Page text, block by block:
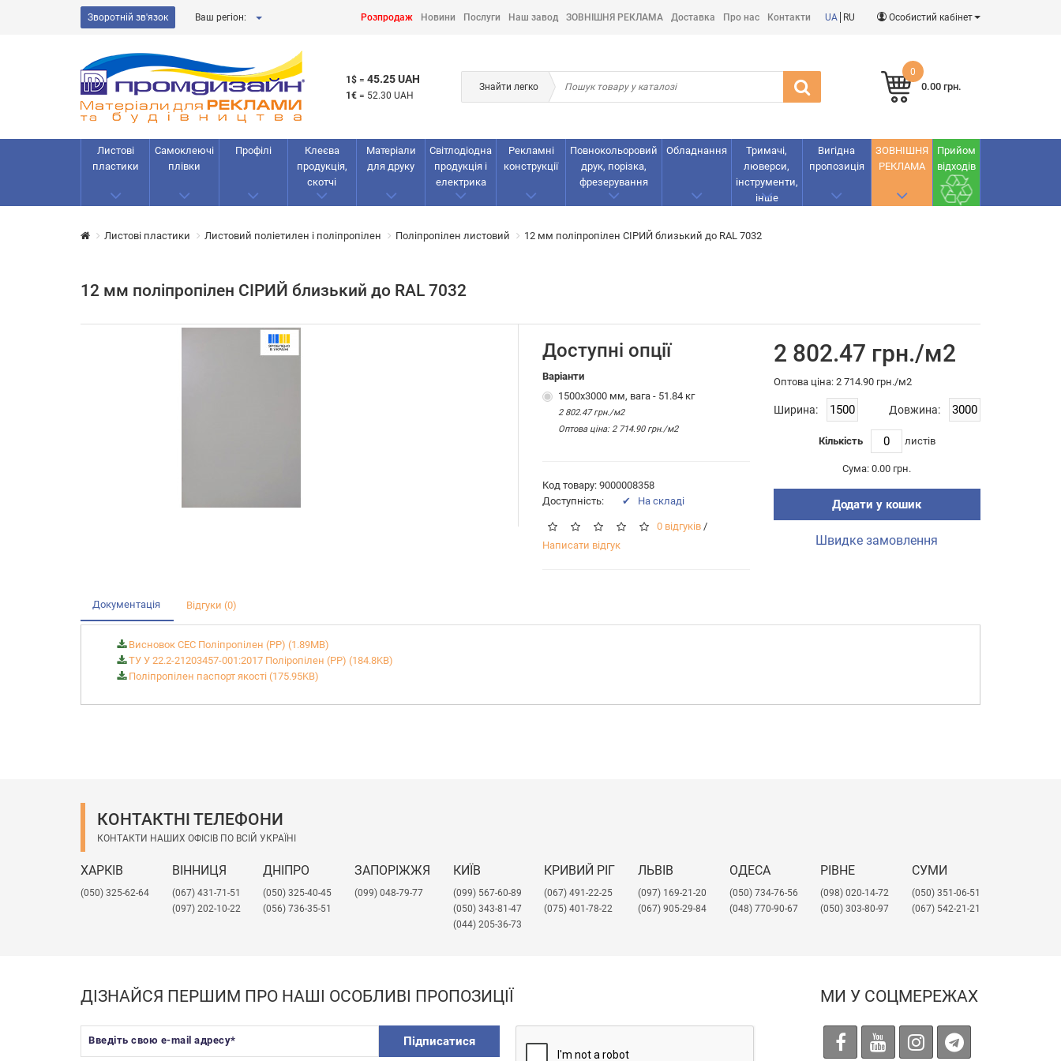
Зворотній зв'язок Ваш регіон: Розпродаж Новини Послуги Наш завод ЗОВНІШНЯ РЕКЛАМА Доставка Про нас Контакти UA RU Особистий кабінет
1$ = 45.25 UAH
1€ = 52.30 UAH
Знайти легко
0
0.00 грн.
Листові
пластики
Самоклеючі
плівки
Профілі
Клеєва
продукція,
скотчі
Матеріали
для друку
Світлодіодна
продукція і
електрика
Рекламнi
конструкції
Повнокольоровий
друк, порізка,
фрезерування
Обладнання
Тримачі,
люверси,
інструменти,
інше
Вигідна
пропозиція
ЗОВНІШНЯ
РЕКЛАМА
Прийом
відходів
Листові пластики Листовий поліетилен і поліпропілен Поліпропілен листовий 12 мм поліпропілен СІРИЙ близький до RAL 7032
12 мм поліпропілен СІРИЙ близький до RAL 7032
Доступні опції
Варіанти
1500х3000 мм, вага - 51.84 кг
2 802.47 грн./м2
Оптова цiна: 2 714.90 грн./м2
Код товару: 9000008358
Доступність:
✔ На складі
0 відгуків /
Написати відгук
2 802.47 грн./м2
Оптова цiна: 2 714.90 грн./м2
Ширина: Довжина:
Кількість листiв
Сума: 0.00 грн.
Додати у кошик
Швидке замовлення
Документація Відгуки (0)
Висновок СЕС Поліпропілен (PP) (1.89MB)
ТУ У 22.2-21203457-001:2017 Поліропілен (РР) (184.8KB)
Поліпропілен паспорт якості (175.95KB)
КОНТАКТНІ ТЕЛЕФОНИ
КОНТАКТИ НАШИХ ОФІСІВ ПО ВСІЙ УКРАЇНІ
ХАРКІВ
(050) 325-62-64
ВІННИЦЯ
(067) 431-71-51
(097) 202-10-22
ДНІПРО
(050) 325-40-45
(056) 736-35-51
ЗАПОРІЖЖЯ
(099) 048-79-77
КИЇВ
(099) 567-60-89
(050) 343-81-47
(044) 205-36-73
КРИВИЙ РІГ
(067) 491-22-25
(075) 401-78-22
ЛЬВІВ
​(097) 169-21-20
(067) 905-29-84
ОДЕСА
(050) 734-76-56
(048) 770-90-67
РІВНЕ
(098) 020-14-72
(050) 303-80-97
СУМИ
(050) 351-06-51
(067) 542-21-21
ДІЗНАЙСЯ ПЕРШИМ ПРО НАШІ ОСОБЛИВІ ПРОПОЗИЦІЇ
Введіть свою e-mail адресу* Підписатися
МИ У СОЦМЕРЕЖАХ